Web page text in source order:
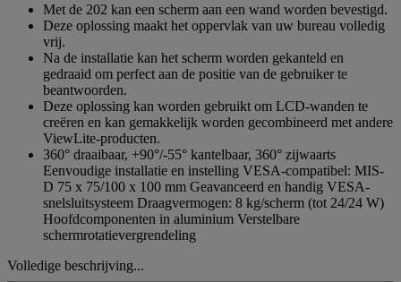
Met de 202 kan een scherm aan een wand worden bevestigd.
Deze oplossing maakt het oppervlak van uw bureau volledig
vrij.
Na de installatie kan het scherm worden gekanteld en
gedraaid om perfect aan de positie van de gebruiker te
beantwoorden.
Deze oplossing kan worden gebruikt om LCD-wanden te
creëren en kan gemakkelijk worden gecombineerd met andere
ViewLite-producten.
360° draaibaar, +90°/-55° kantelbaar, 360° zijwaarts
Eenvoudige installatie en instelling VESA-compatibel: MIS-
D 75 x 75/100 x 100 mm Geavanceerd en handig VESA-
snelsluitsysteem Draagvermogen: 8 kg/scherm (tot 24/24 W)
Hoofdcomponenten in aluminium Verstelbare
schermrotatievergrendeling
Volledige beschrijving...